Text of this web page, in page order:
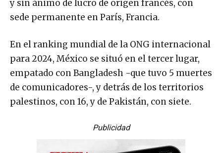
y sin ánimo de lucro de origen francés, con
sede permanente en París, Francia.
En el ranking mundial de la ONG internacional
para 2024, México se situó en el tercer lugar,
empatado con Bangladesh -que tuvo 5 muertes
de comunicadores-, y detrás de los territorios
palestinos, con 16, y de Pakistán, con siete.
Publicidad